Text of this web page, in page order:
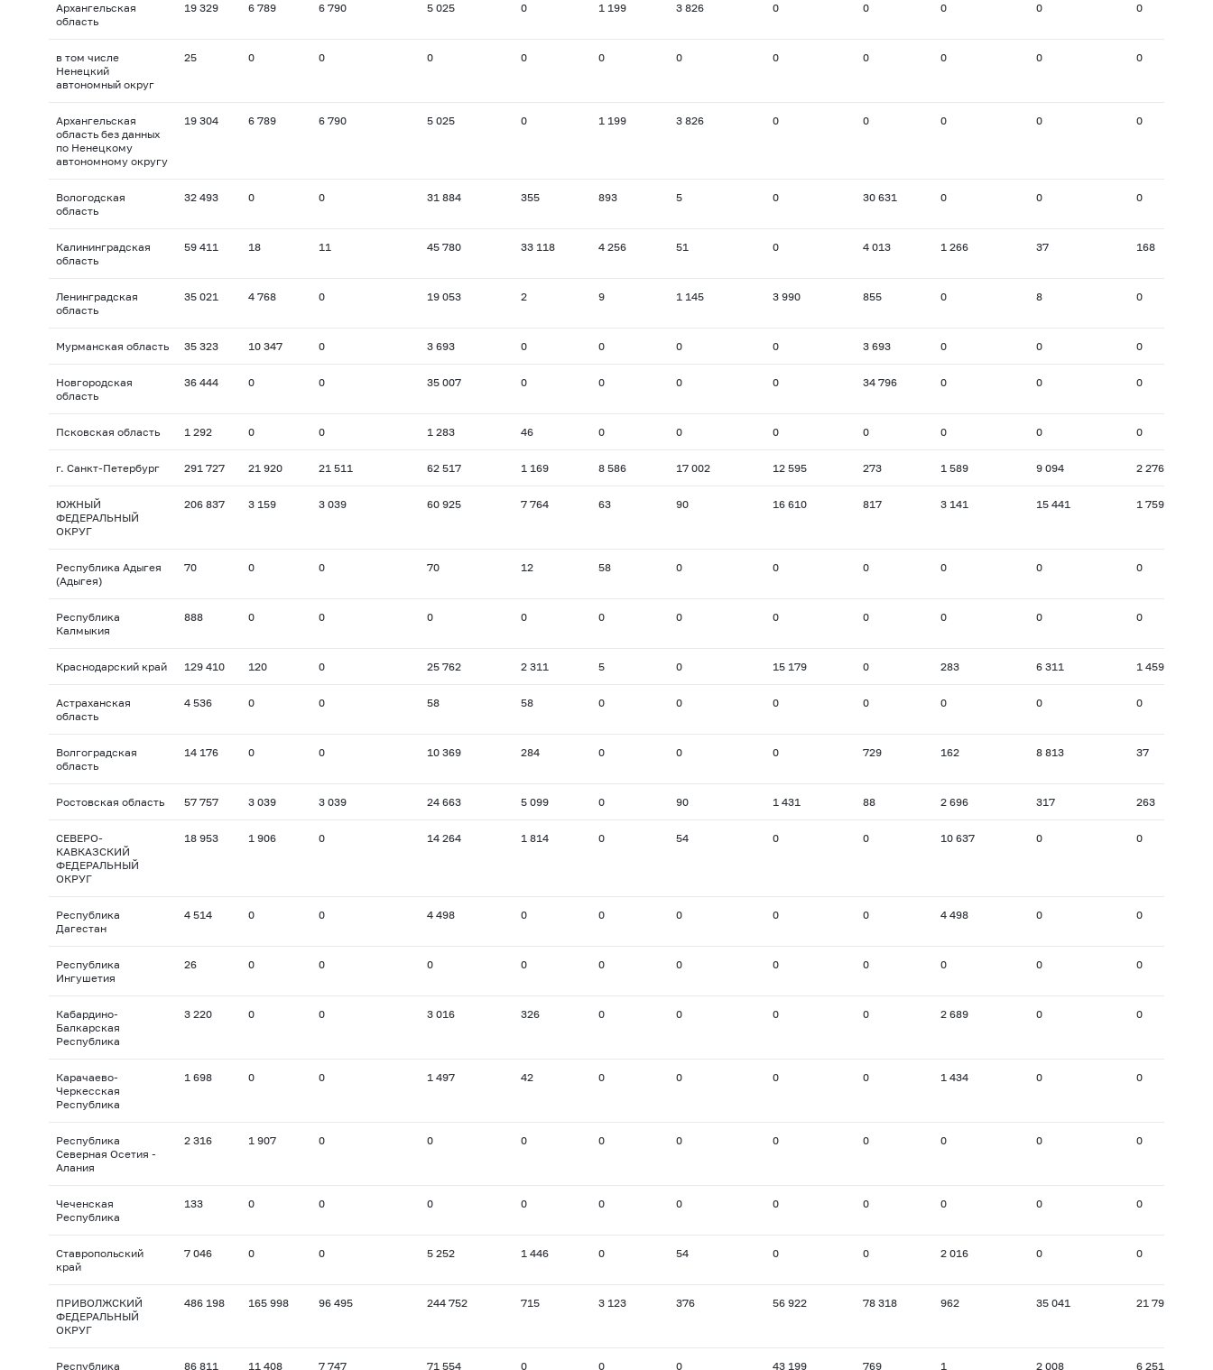
Архангельская
область
19 329 6 789 6 790 5 025 0 1 199 3 826 0 0 0 0 0
в том числе
Ненецкий
автономный округ
25 0 0 0 0 0 0 0 0 0 0 0
Архангельская
область без данных
по Ненецкому
автономному округу
19 304 6 789 6 790 5 025 0 1 199 3 826 0 0 0 0 0
Вологодская
область
32 493 0 0 31 884 355 893 5 0 30 631 0 0 0
Калининградская
область
59 411 18 11 45 780 33 118 4 256 51 0 4 013 1 266 37 168
Ленинградская
область
35 021 4 768 0 19 053 2 9 1 145 3 990 855 0 8 0
Мурманская область 35 323 10 347 0 3 693 0 0 0 0 3 693 0 0 0
Новгородская
область
36 444 0 0 35 007 0 0 0 0 34 796 0 0 0
Псковская область 1 292 0 0 1 283 46 0 0 0 0 0 0 0
г. Санкт-Петербург 291 727 21 920 21 511 62 517 1 169 8 586 17 002 12 595 273 1 589 9 094 2 276
ЮЖНЫЙ
ФЕДЕРАЛЬНЫЙ
ОКРУГ
206 837 3 159 3 039 60 925 7 764 63 90 16 610 817 3 141 15 441 1 759
Республика Адыгея
(Адыгея)
70 0 0 70 12 58 0 0 0 0 0 0
Республика
Калмыкия
888 0 0 0 0 0 0 0 0 0 0 0
Краснодарский край 129 410 120 0 25 762 2 311 5 0 15 179 0 283 6 311 1 459
Астраханская
область
4 536 0 0 58 58 0 0 0 0 0 0 0
Волгоградская
область
14 176 0 0 10 369 284 0 0 0 729 162 8 813 37
Ростовская область 57 757 3 039 3 039 24 663 5 099 0 90 1 431 88 2 696 317 263
СЕВЕРО-
КАВКАЗСКИЙ
ФЕДЕРАЛЬНЫЙ
ОКРУГ
18 953 1 906 0 14 264 1 814 0 54 0 0 10 637 0 0
Республика
Дагестан
4 514 0 0 4 498 0 0 0 0 0 4 498 0 0
Республика
Ингушетия
26 0 0 0 0 0 0 0 0 0 0 0
Кабардино-
Балкарская
Республика
3 220 0 0 3 016 326 0 0 0 0 2 689 0 0
Карачаево-
Черкесская
Республика
1 698 0 0 1 497 42 0 0 0 0 1 434 0 0
Республика
Северная Осетия -
Алания
2 316 1 907 0 0 0 0 0 0 0 0 0 0
Чеченская
Республика
133 0 0 0 0 0 0 0 0 0 0 0
Ставропольский
край
7 046 0 0 5 252 1 446 0 54 0 0 2 016 0 0
ПРИВОЛЖСКИЙ
ФЕДЕРАЛЬНЫЙ
ОКРУГ
486 198 165 998 96 495 244 752 715 3 123 376 56 922 78 318 962 35 041 21 797
Республика 86 811 11 408 7 747 71 554 0 0 0 43 199 769 1 2 008 6 251